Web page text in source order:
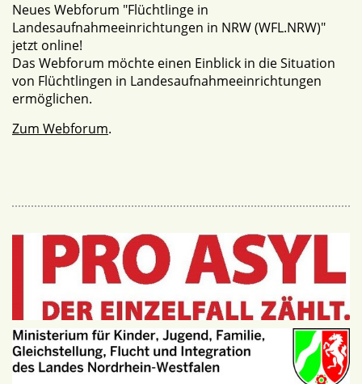
Neues Webforum "Flüchtlinge in
Landesaufnahmeeinrichtungen in NRW (WFL.NRW)"
jetzt online!
Das Webforum möchte einen Einblick in die Situation
von Flüchtlingen in Landesaufnahmeeinrichtungen
ermöglichen.
Zum Webforum.